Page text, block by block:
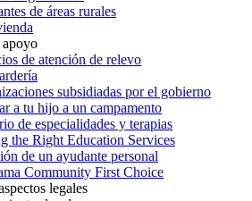
de áreas rurales
apoyo
de atención de relevo
subsidiadas por el gobierno
a tu hijo a un campamento
de especialidades y terapias
the Right Education Services
de un ayudante personal
Community First Choice
legales